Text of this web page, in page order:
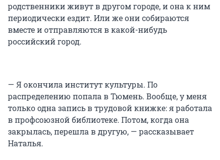
родственники живут в другом городе, и она к ним
периодически ездит. Или же они собираются
вместе и отправляются в какой-нибудь
российский город.
— Я окончила институт культуры. По
распределению попала в Тюмень. Вообще, у меня
только одна запись в трудовой книжке: я работала
в профсоюзной библиотеке. Потом, когда она
закрылась, перешла в другую, — рассказывает
Наталья.